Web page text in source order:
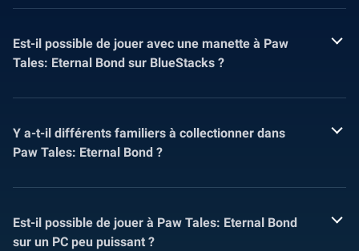
Est-il possible de jouer avec une manette à Paw
Tales: Eternal Bond sur BlueStacks ?
Y a-t-il différents familiers à collectionner dans
Paw Tales: Eternal Bond ?
Est-il possible de jouer à Paw Tales: Eternal Bond
sur un PC peu puissant ?